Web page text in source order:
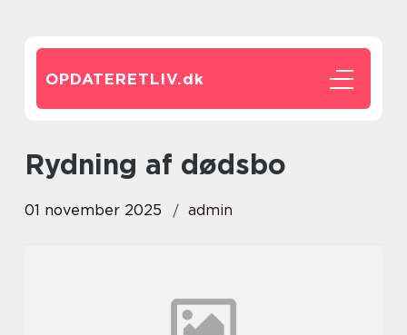
OPDATERETLIV.dk
Rydning af dødsbo
01 november 2025 admin